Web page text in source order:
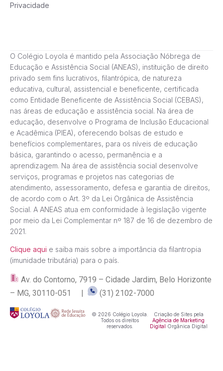
Privacidade
O Colégio Loyola é mantido pela Associação Nóbrega de
Educação e Assistência Social (ANEAS), instituição de direito
privado sem fins lucrativos, filantrópica, de natureza
educativa, cultural, assistencial e beneficente, certificada
como Entidade Beneficente de Assistência Social (CEBAS),
nas áreas de educação e assistência social. Na área de
educação, desenvolve o Programa de Inclusão Educacional
e Acadêmica (PIEA), oferecendo bolsas de estudo e
benefícios complementares, para os níveis de educação
básica, garantindo o acesso, permanência e a
aprendizagem. Na área de assistência social desenvolve
serviços, programas e projetos nas categorias de
atendimento, assessoramento, defesa e garantia de direitos,
de acordo com o Art. 3º da Lei Orgânica de Assistência
Social. A ANEAS atua em conformidade à legislação vigente
por meio da Lei Complementar nº 187 de 16 de dezembro de
2021.
Clique aqui e saiba mais sobre a importância da filantropia
(imunidade tributária) para o país.
Av. do Contorno, 7919 – Cidade Jardim, Belo Horizonte
– MG, 30110-051 |
(31) 2102-7000
© 2026 Colégio Loyola.
Todos os direitos
reservados.
Criação de Sites pela
Agência de Marketing
Digital
Orgânica Digital